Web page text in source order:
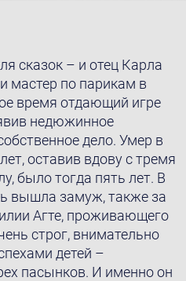
сказок – и отец Карла
мастер по парикам в
время отдающий игре
недюжинное
дело. Умер в
оставив вдову с тремя
было тогда пять лет. В
вышла замуж, также за
Агте, проживающего
строг, внимательно
детей –
пасынков. И именно он